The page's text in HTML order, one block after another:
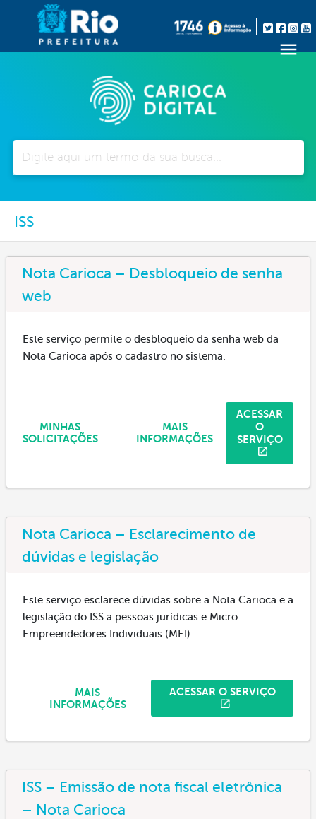
ISS
Nota Carioca – Desbloqueio de senha
web
Este serviço permite o desbloqueio da senha web da
Nota Carioca após o cadastro no sistema.
ACESSAR
O
SERVIÇO
MAIS
INFORMAÇÕES
MINHAS
SOLICITAÇÕES
Nota Carioca – Esclarecimento de
dúvidas e legislação
Este serviço esclarece dúvidas sobre a Nota Carioca e a
legislação do ISS a pessoas jurídicas e Micro
Empreendedores Individuais (MEI).
ACESSAR O SERVIÇO
MAIS
INFORMAÇÕES
ISS – Emissão de nota fiscal eletrônica
– Nota Carioca